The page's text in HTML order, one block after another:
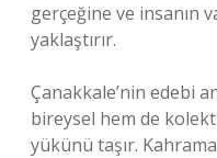
gerçeğine ve insanın
yaklaştırır.
Çanakkale’nin edebi
bireysel hem de
yükünü taşır.